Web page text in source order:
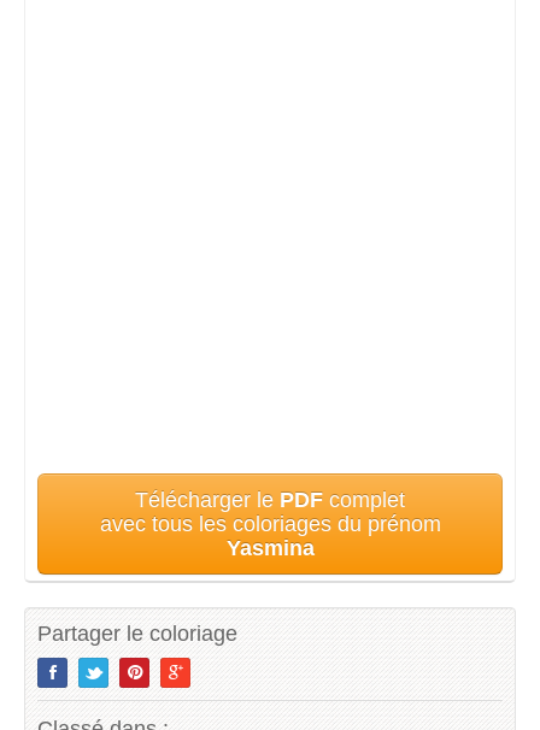
Télécharger le PDF complet
avec tous les coloriages du prénom
Yasmina
Partager le coloriage